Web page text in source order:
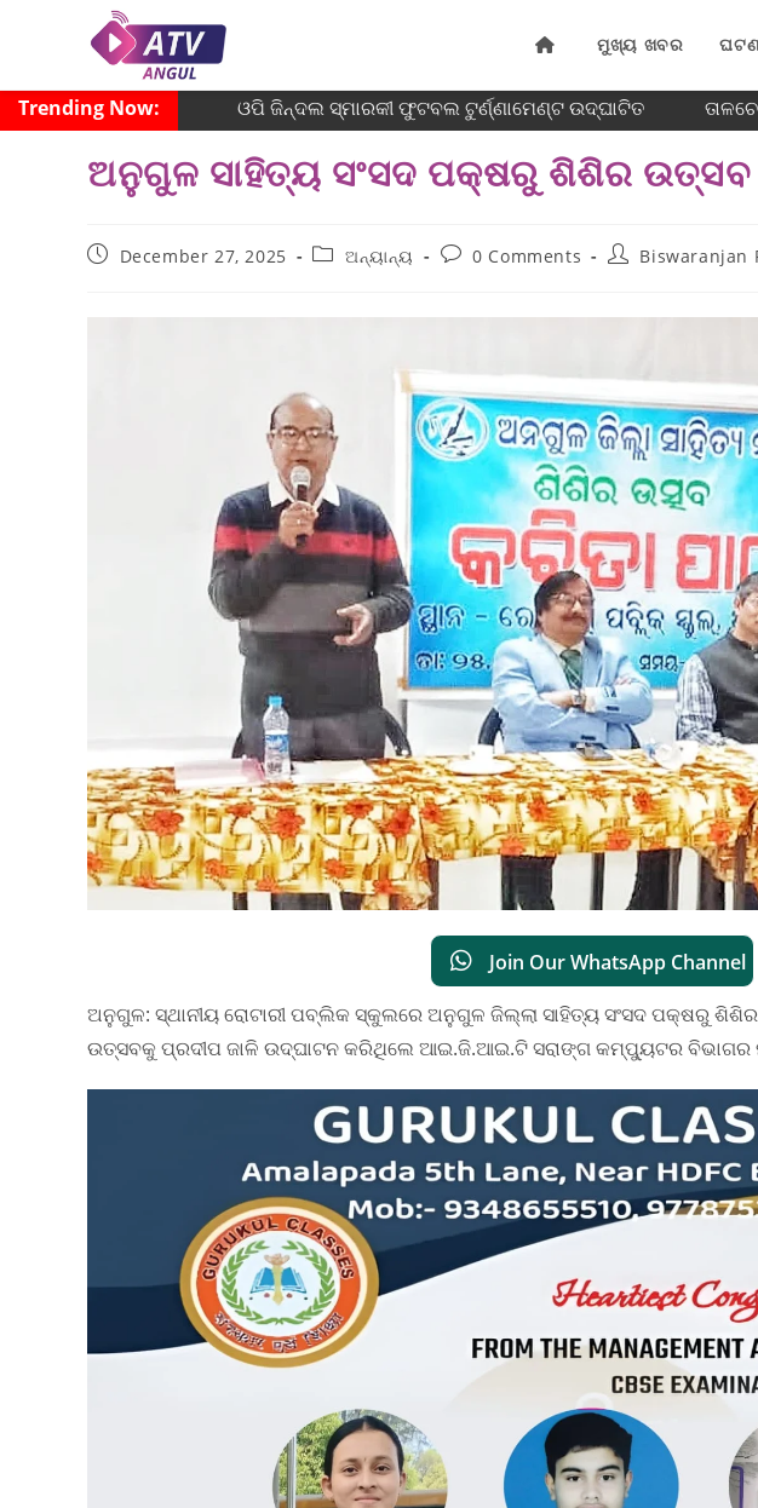
ମୁଖ୍ୟ ଖବର
Trending Now: ଓପି ଜିନ୍ଦଲ ସ୍ମାରକୀ ଫୁଟବଲ ଟୁର୍ଣ୍ଣାମେଣ୍ଟ ଉଦ୍ଘାଟିତ
ଅନୁଗୁଳ ସାହିତ୍ୟ ସଂସଦ ପକ୍ଷରୁ ଶିଶିର ଉତ୍ସବ
December 27, 2025 ଅନ୍ୟାନ୍ୟ 0 Comments Biswaranjan
Join Our WhatsApp Channel
ଅନୁଗୁଳ: ସ୍ଥାନୀୟ ରୋଟାରୀ ପବ୍ଲିକ ସ୍କୁଲରେ ଅନୁଗୁଳ ଜିଲ୍ଲା ସାହିତ୍ୟ ସଂସଦ ପକ୍ଷରୁ
ଉତ୍ସବକୁ ପ୍ରଦୀପ ଜାଳି ଉଦ୍ଘାଟନ କରିଥିଲେ ଆଇ.ଜି.ଆଇ.ଟି ସରାଙ୍ଗ କମ୍ପ୍ୟୁଟର ବିଭାଗର